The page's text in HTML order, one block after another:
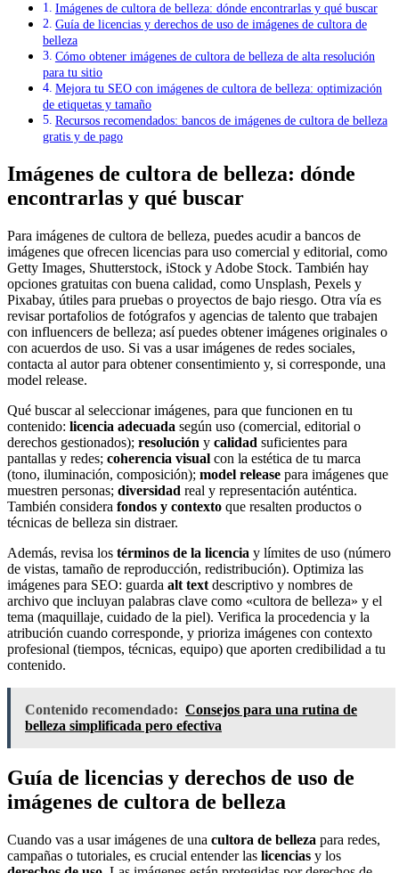
Imágenes de cultora de belleza: dónde encontrarlas y qué buscar
Guía de licencias y derechos de uso de imágenes de cultora de
belleza
Cómo obtener imágenes de cultora de belleza de alta resolución
para tu sitio
Mejora tu SEO con imágenes de cultora de belleza: optimización
de etiquetas y tamaño
Recursos recomendados: bancos de imágenes de cultora de belleza
gratis y de pago
Imágenes de cultora de belleza: dónde
encontrarlas y qué buscar
Para imágenes de cultora de belleza, puedes acudir a bancos de
imágenes que ofrecen licencias para uso comercial y editorial, como
Getty Images, Shutterstock, iStock y Adobe Stock. También hay
opciones gratuitas con buena calidad, como Unsplash, Pexels y
Pixabay, útiles para pruebas o proyectos de bajo riesgo. Otra vía es
revisar portafolios de fotógrafos y agencias de talento que trabajen
con influencers de belleza; así puedes obtener imágenes originales o
con acuerdos de uso. Si vas a usar imágenes de redes sociales,
contacta al autor para obtener consentimiento y, si corresponde, una
model release.
Qué buscar al seleccionar imágenes, para que funcionen en tu
contenido: licencia adecuada según uso (comercial, editorial o
derechos gestionados); resolución y calidad suficientes para
pantallas y redes; coherencia visual con la estética de tu marca
(tono, iluminación, composición); model release para imágenes que
muestren personas; diversidad real y representación auténtica.
También considera fondos y contexto que resalten productos o
técnicas de belleza sin distraer.
Además, revisa los términos de la licencia y límites de uso (número
de vistas, tamaño de reproducción, redistribución). Optimiza las
imágenes para SEO: guarda alt text descriptivo y nombres de
archivo que incluyan palabras clave como «cultora de belleza» y el
tema (maquillaje, cuidado de la piel). Verifica la procedencia y la
atribución cuando corresponde, y prioriza imágenes con contexto
profesional (tiempos, técnicas, equipo) que aporten credibilidad a tu
contenido.
Contenido recomendado: Consejos para una rutina de
belleza simplificada pero efectiva
Guía de licencias y derechos de uso de
imágenes de cultora de belleza
Cuando vas a usar imágenes de una cultora de belleza para redes,
campañas o tutoriales, es crucial entender las licencias y los